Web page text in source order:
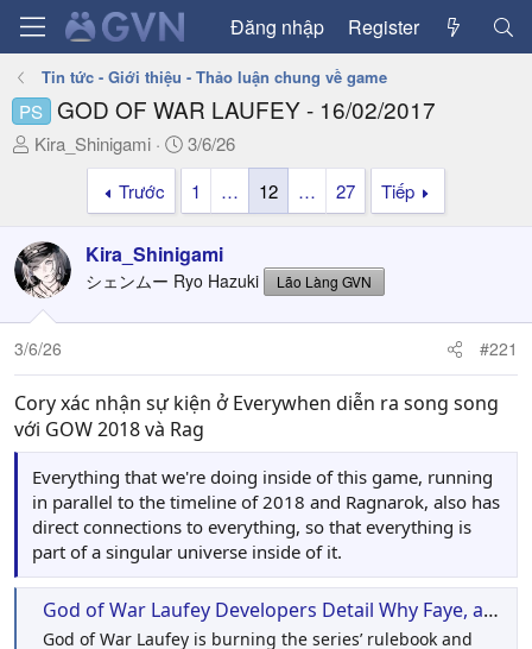
Đăng nhập Register
Tin tức - Giới thiệu - Thảo luận chung về game
PS GOD OF WAR LAUFEY - 16/02/2017
T
a
d
s
t
a
e
r
Kira_Shinigami
N
g
à
y
ử
i
3/6/26
Trước
1 … 12 … 27 Tiếp
Kira_Shinigami
シェンムー Ryo Hazuki Lão Làng GVN
3/6/26 #221
Cory xác nhận sự kiện ở Everywhen diễn ra song song
với GOW 2018 và Rag
Everything that we're doing inside of this game, running
in parallel to the timeline of 2018 and Ragnarok, also has
direct connections to everything, so that everything is
part of a singular universe inside of it.
God of War Laufey Developers Detail Why Faye, an Enchanted Ribbon, and a Talking Cosmic Cube Are Your Unexpected New Heroes
God of War Laufey is burning the series’ rulebook and